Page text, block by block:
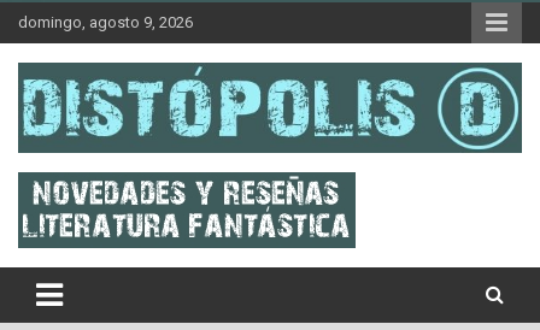
Skip
content
domingo, agosto 9, 2026
Distópolis